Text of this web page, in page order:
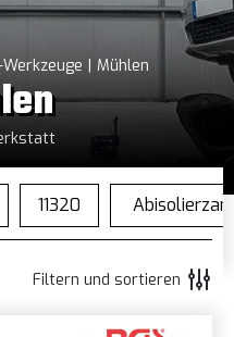
Mühlen
Filtern und sortieren